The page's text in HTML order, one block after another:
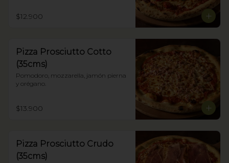
$12.900
Pizza Prosciutto Cotto
(35cms)
Pomodoro, mozzarella, jamón pierna
y orégano.
$13.900
Pizza Prosciutto Crudo
(35cms)